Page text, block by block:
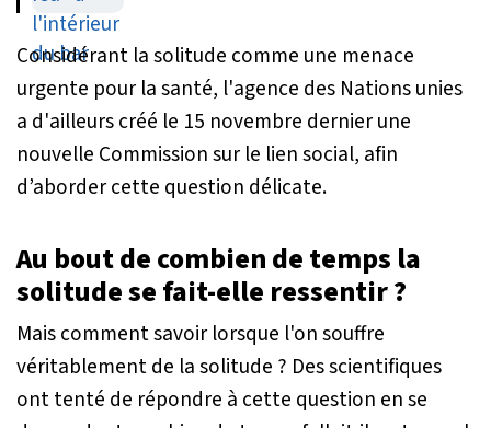
Considérant la solitude comme une menace
urgente pour la santé, l'agence des Nations unies
a d'ailleurs créé le 15 novembre dernier une
nouvelle Commission sur le lien social, afin
d’aborder cette question délicate.
Au bout de combien de temps la
solitude se fait-elle ressentir ?
Mais comment savoir lorsque l'on souffre
véritablement de la solitude ? Des scientifiques
ont tenté de répondre à cette question en se